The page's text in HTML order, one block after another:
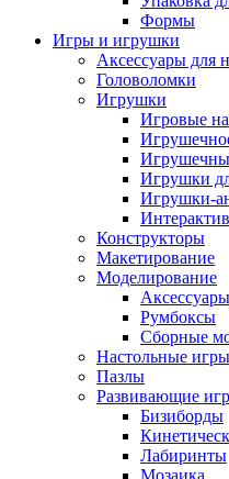
Формы
Игры и игрушки
Аксессуары для
Головоломки
Игрушки
Игровые
Игрушки
Игрушки-
Конструкторы
Макетирование
Моделирование
Аксессуары
Румбоксы
Сборные
Настольные игры
Пазлы
Развивающие
Бизиборды
Лабиринты
Мозаика